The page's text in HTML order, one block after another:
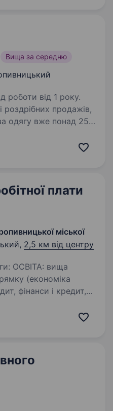
Вища за середню
роботи від 1 року.
продажів,
одягу вже понад 25
осіб-підприємців (2
плати
міської
2,5 км від центру
(економіка
фінанси і кредит,
готові взяти без